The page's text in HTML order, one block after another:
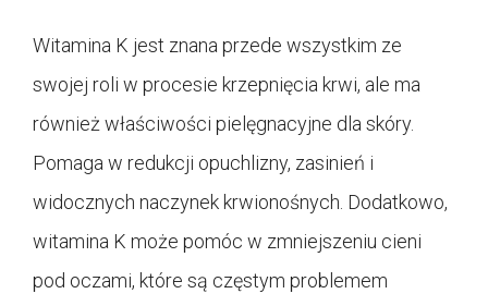
Witamina K jest znana przede wszystkim ze
swojej roli w procesie krzepnięcia krwi, ale ma
również właściwości pielęgnacyjne dla skóry.
Pomaga w redukcji opuchlizny, zasinień i
widocznych naczynek krwionośnych. Dodatkowo,
witamina K może pomóc w zmniejszeniu cieni
pod oczami, które są częstym problemem